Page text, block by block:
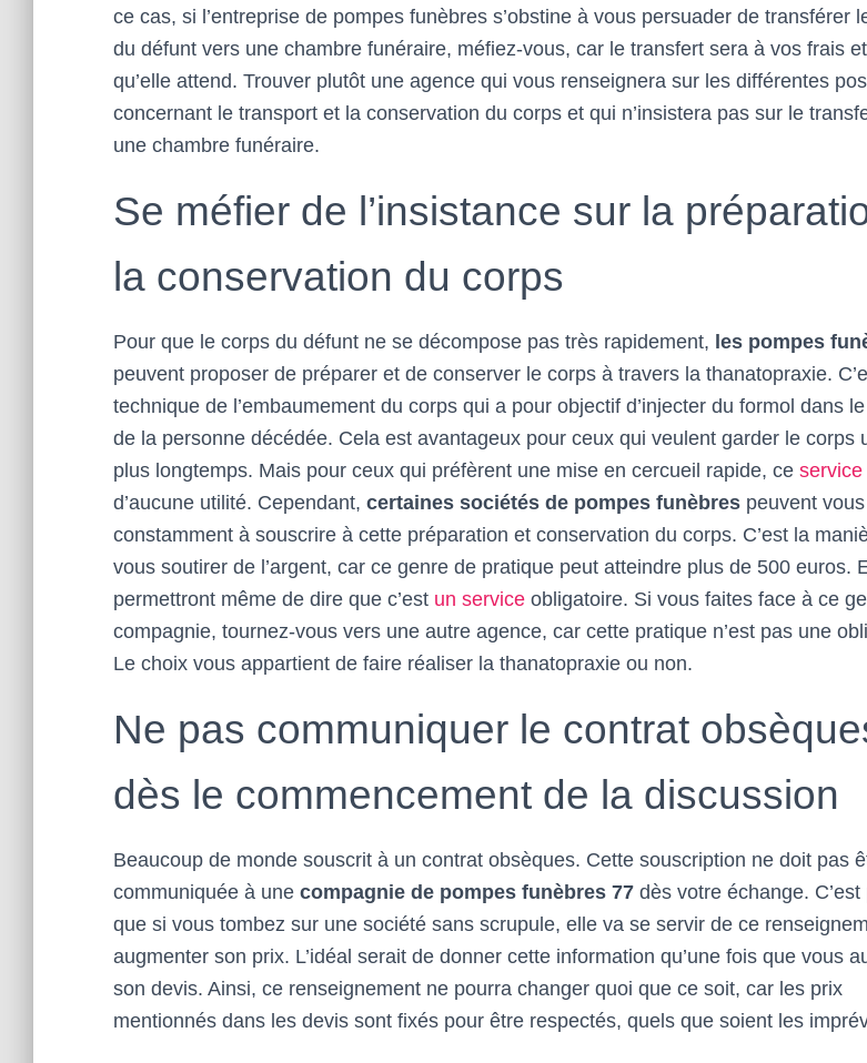
ce cas, si l’entreprise de pompes funèbres s’obstine à vous persuader de transférer
du défunt vers une chambre funéraire, méfiez-vous, car le transfert sera à vos frais et
qu’elle attend. Trouver plutôt une agence qui vous renseignera sur les différentes
concernant le transport et la conservation du corps et qui n’insistera pas sur le
une chambre funéraire.
Se méfier de l’insistance sur la
la conservation du corps
Pour que le corps du défunt ne se décompose pas très rapidement, les pompes
peuvent proposer de préparer et de conserver le corps à travers la thanatopraxie.
technique de l’embaumement du corps qui a pour objectif d’injecter du formol dans
de la personne décédée. Cela est avantageux pour ceux qui veulent garder le corps
plus longtemps. Mais pour ceux qui préfèrent une mise en cercueil rapide, ce service
d’aucune utilité. Cependant, certaines sociétés de pompes funèbres peuvent
constamment à souscrire à cette préparation et conservation du corps. C’est la
vous soutirer de l’argent, car ce genre de pratique peut atteindre plus de 500 euros.
permettront même de dire que c’est un service obligatoire. Si vous faites face à ce
compagnie, tournez-vous vers une autre agence, car cette pratique n’est pas une
Le choix vous appartient de faire réaliser la thanatopraxie ou non.
Ne pas communiquer le contrat
dès le commencement de la discussion
Beaucoup de monde souscrit à un contrat obsèques. Cette souscription ne doit pas
communiquée à une compagnie de pompes funèbres 77 dès votre échange. C’est
que si vous tombez sur une société sans scrupule, elle va se servir de ce
augmenter son prix. L’idéal serait de donner cette information qu’une fois que vous
son devis. Ainsi, ce renseignement ne pourra changer quoi que ce soit, car les prix
mentionnés dans les devis sont fixés pour être respectés, quels que soient les